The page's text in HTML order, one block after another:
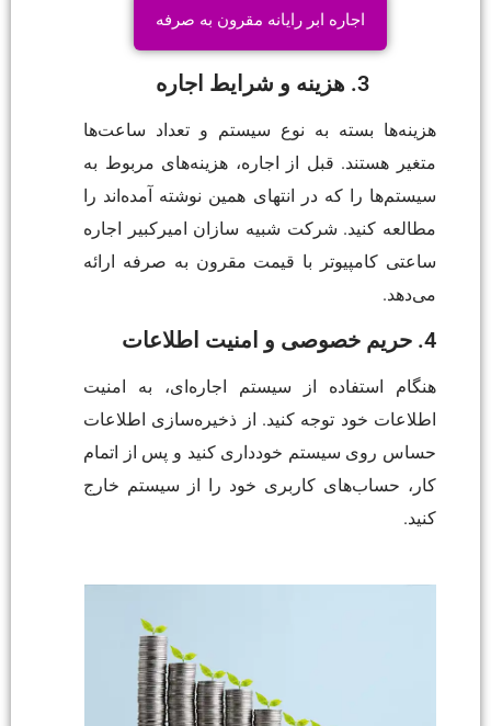
اجاره ابر رایانه مقرون به صرفه
3. هزینه و شرایط اجاره
هزینه‌ها بسته به نوع سیستم و تعداد ساعت‌ها
متغیر هستند. قبل از اجاره، هزینه‌های مربوط به
سیستم‌ها را که در انتهای همین نوشته آمده‌اند را
مطالعه کنید. شرکت شبیه سازان امیرکبیر اجاره
ساعتی کامپیوتر با قیمت مقرون به صرفه ارائه
می‌دهد.
4. حریم خصوصی و امنیت اطلاعات
هنگام استفاده از سیستم اجاره‌ای، به امنیت
اطلاعات خود توجه کنید. از ذخیره‌سازی اطلاعات
حساس روی سیستم خودداری کنید و پس از اتمام
کار، حساب‌های کاربری خود را از سیستم خارج
کنید.